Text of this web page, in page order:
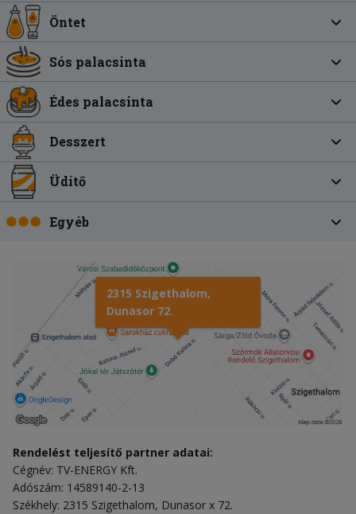
Öntet
Sós palacsinta
Édes palacsinta
Desszert
Üdítő
Egyéb
2315 Szigethalom,
Dunasor 72.
Rendelést teljesítő partner adatai:
Cégnév: TV-ENERGY Kft.
Adószám: 14589140-2-13
Székhely: 2315 Szigethalom, Dunasor x 72.